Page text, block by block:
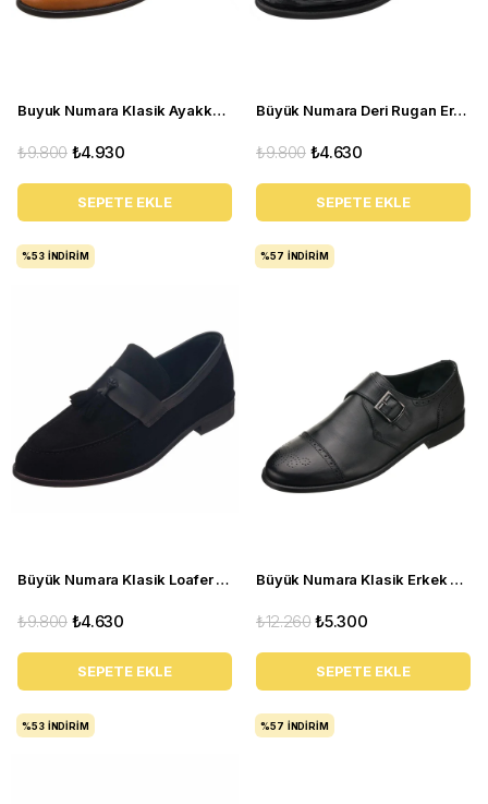
Buyuk Numara Klasik Ayakkabi - NV1086 taba
₺4.930
₺9.800
SEPETE EKLE
Büyük Numara Deri Rugan Erkek Ayakkabı - NV1930-1 Siyah Rugan
₺4.630
₺9.800
SEPETE EKLE
Büyük Numara Klasik Loafer Kundura Büyük Numara - Kd0696 Siyah Süet
₺4.630
₺9.800
SEPETE EKLE
%53 İNDIRIM
Büyük Numara Klasik Erkek Ayakkabısı - AYC71 Siyah
₺5.300
₺12.260
SEPETE EKLE
%57 İNDIRIM
%53 İNDIRIM %57 İNDIRIM